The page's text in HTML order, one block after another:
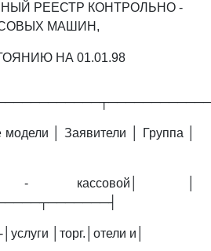
РЕЕСТР КОНТРОЛЬНО -
МАШИН,
НА 01.01.98
│ Заявители │ Группа │
- кассовой│ │
│торг.│отели и│